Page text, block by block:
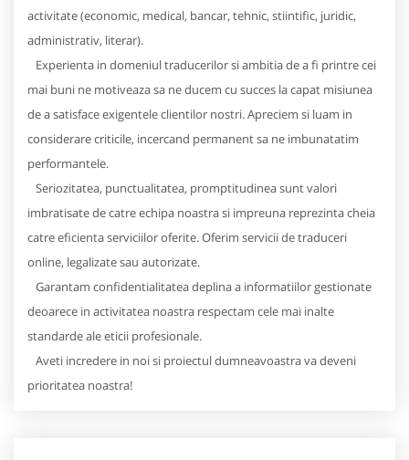
activitate (economic, medical, bancar, tehnic, stiintific, juridic,
administrativ, literar).
Experienta in domeniul traducerilor si ambitia de a fi printre cei
mai buni ne motiveaza sa ne ducem cu succes la capat misiunea
de a satisface exigentele clientilor nostri. Apreciem si luam in
considerare criticile, incercand permanent sa ne imbunatatim
performantele.
Seriozitatea, punctualitatea, promptitudinea sunt valori
imbratisate de catre echipa noastra si impreuna reprezinta cheia
catre eficienta serviciilor oferite. Oferim servicii de traduceri
online, legalizate sau autorizate.
Garantam confidentialitatea deplina a informatiilor gestionate
deoarece in activitatea noastra respectam cele mai inalte
standarde ale eticii profesionale.
Aveti incredere in noi si proiectul dumneavoastra va deveni
prioritatea noastra!